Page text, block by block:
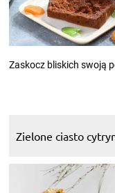
Zaskocz bliskich swoją
Zielone ciasto